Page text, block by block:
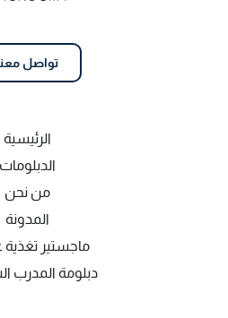
تواصل
الرئيسية
الدبلومات
من نحن
المدونة
ماجستير تغذية
دبلومة المدرب